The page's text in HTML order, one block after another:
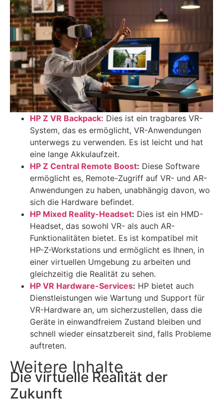
HP Z VR Backpack: Dies ist ein tragbares VR-
System, das es ermöglicht, VR-Anwendungen
unterwegs zu verwenden. Es ist leicht und hat
eine lange Akkulaufzeit.
HP Z Central Remote Boost: Diese Software
ermöglicht es, Remote-Zugriff auf VR- und AR-
Anwendungen zu haben, unabhängig davon, wo
sich die Hardware befindet.
HP Mixed Reality-Headset: Dies ist ein HMD-
Headset, das sowohl VR- als auch AR-
Funktionalitäten bietet. Es ist kompatibel mit
HP-Z-Workstations und ermöglicht es Ihnen, in
einer virtuellen Umgebung zu arbeiten und
gleichzeitig die Realität zu sehen.
HP VR Hardware-Services: HP bietet auch
Dienstleistungen wie Wartung und Support für
VR-Hardware an, um sicherzustellen, dass die
Geräte in einwandfreiem Zustand bleiben und
schnell wieder einsatzbereit sind, falls Probleme
auftreten.
Weitere Inhalte
Die virtuelle Realität der
Zukunft